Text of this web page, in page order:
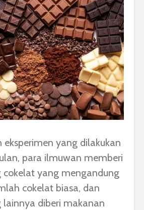
eksperimen yang dilakukan
para ilmuwan memberi
cokelat yang mengandung
cokelat biasa, dan
lainnya diberi makanan